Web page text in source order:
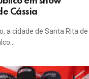
Cássia
a cidade de Santa Rita de